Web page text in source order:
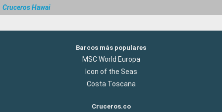
Cruceros Hawai
Barcos más populares
MSC World Europa
Icon of the Seas
Costa Toscana
Cruceros.co